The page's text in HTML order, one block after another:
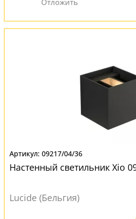
09217/04/36
Настенный светильник Xio
Lucide (Бельгия)